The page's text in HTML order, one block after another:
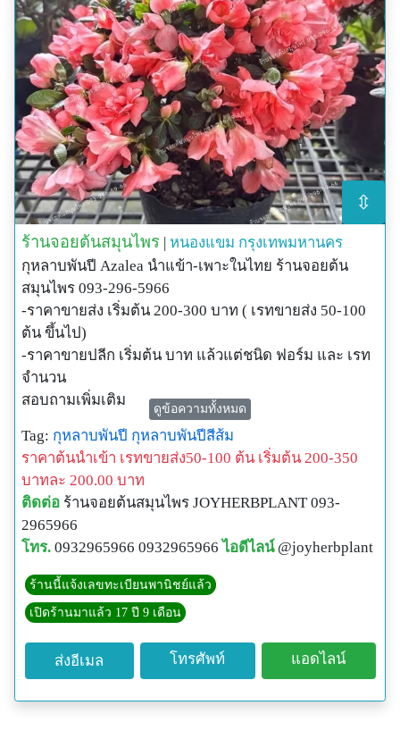
⇳
ร้านจอยต้นสมุนไพร | หนองแขม กรุงเทพมหานคร
กุหลาบพันปี Azalea นำแข้า-เพาะในไทย ร้านจอยต้น
สมุนไพร 093-296-5966
-ราคาขายส่ง เริ่มต้น 200-300 บาท ( เรทขายส่ง 50-100
ต้น ขึ้นไป)
-ราคาขายปลีก เริ่มต้น บาท แล้วแต่ชนิด ฟอร์ม และ เรท
จำนวน
สอบถามเพิ่มเติม
Tel:093-296-5966
Line:@JOYHERBPLANT
#ร้านจอยต้นสมุนไพร ขายปลีก ขายส่ง รับจัดหา คัดฟอร์ม
สวย ตามออเดอร์ ส่งแบบเหมาคันรถ ส่งแบบด่วน และ
บริการแพ็คส่ง ทั่วประเทศ
ดูข้อความทั้งหมด
Tag: กุหลาบพันปี กุหลาบพันปีสีส้ม
ราคาต้นนำเข้า เรทขายส่ง50-100 ต้น เริ่มต้น 200-350
บาทละ 200.00 บาท
ติดต่อ ร้านจอยต้นสมุนไพร JOYHERBPLANT 093-
2965966
โทร. 0932965966 0932965966 ไอดีไลน์ @joyherbplant
ร้านนี้แจ้งเลขทะเบียนพานิชย์แล้ว
เปิดร้านมาแล้ว 17 ปี 9 เดือน
ส่งอีเมล โทรศัพท์ แอดไลน์